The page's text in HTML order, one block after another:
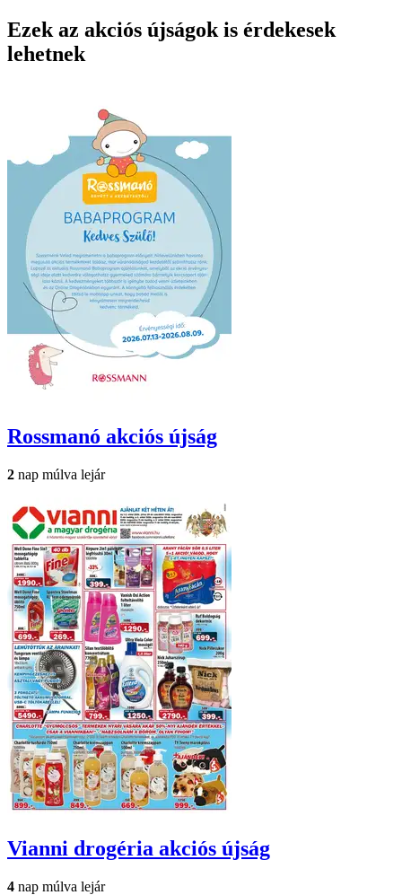
Ezek az akciós újságok is érdekesek
lehetnek
Rossmanó akciós újság
2 nap múlva lejár
Vianni drogéria akciós újság
4 nap múlva lejár